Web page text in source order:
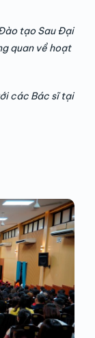
tạo Sau Đại
quan về hoạt
các Bác sĩ tại